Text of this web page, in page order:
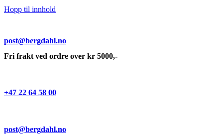
Hopp til innhold
post@bergdahl.no
Fri frakt ved ordre over kr 5000,-
+47 22 64 58 00
post@bergdahl.no